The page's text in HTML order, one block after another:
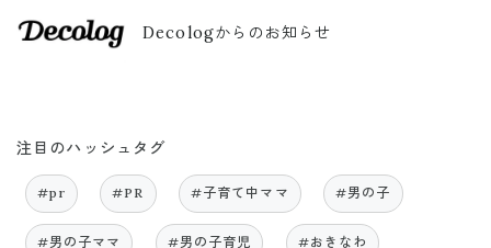
Decologからのお知らせ
注目のハッシュタグ
#pr #PR #子育て中ママ #男の子
#男の子ママ #男の子育児 #おきなわ